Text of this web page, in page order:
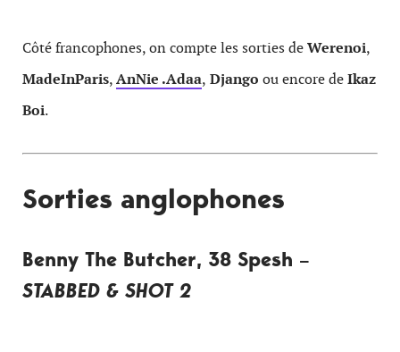
Côté francophones, on compte les sorties deWerenoi,
MadeInParis,AnNie .Adaa, Django ou encore deIkaz
Boi.
Sorties anglophones
Benny The Butcher, 38 Spesh –
STABBED & SHOT 2